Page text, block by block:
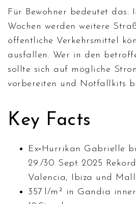
Für Bewohner bedeutet das:
Wochen werden weitere
öffentliche Verkehrsmittel
ausfallen. Wer in den
sollte sich auf mögliche
vorbereiten und Notfallkits
Key Facts
Ex‑Hurrikan Gabrielle
29./30. Sept. 2025
Valencia, Ibiza und
357 l/m² in Gandia